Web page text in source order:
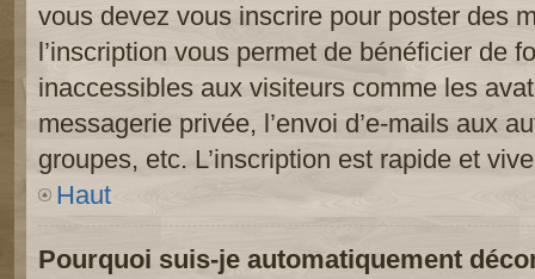
vous devez vous inscrire pour poster des
l’inscription vous permet de bénéficier de
inaccessibles aux visiteurs comme les
messagerie privée, l’envoi d’e-mails aux
groupes, etc. L’inscription est rapide et
Haut
Pourquoi suis-je automatiquement